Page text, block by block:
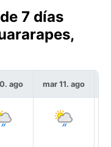
7 días
ago mar 11. ago